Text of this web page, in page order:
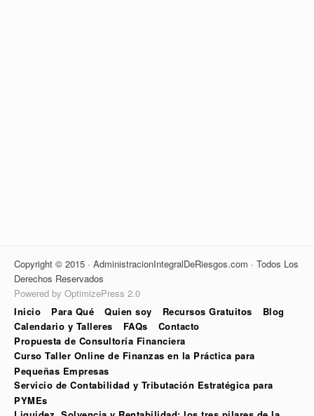
Copyright © 2015 · AdministracionIntegralDeRiesgos.com · Todos Los
Derechos Reservados
Powered by OptimizePress 2.0
Inicio
Para Qué Quien soy Recursos Gratuitos
Blog
Calendario y Talleres
FAQs
Contacto
Propuesta de Consultoría Financiera
Curso Taller Online de Finanzas en la Práctica para
Pequeñas Empresas
Servicio de Contabilidad y Tributación Estratégica para
PYMEs